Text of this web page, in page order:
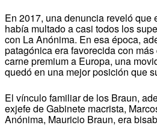
En 2017, una denuncia reveló que
había multado a casi todos los
con La Anónima. En esa época,
patagónica era favorecida con
carne premium a Europa, una
quedó en una mejor posición que
El vínculo familiar de los Braun,
exjefe de Gabinete macrista,
Anónima, Mauricio Braun, era